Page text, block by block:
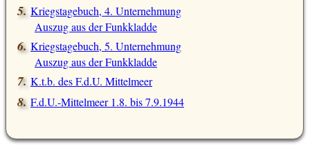
Kriegstagebuch, 4. Unternehmung
Auszug aus der Funkkladde
Kriegstagebuch, 5. Unternehmung
Auszug aus der Funkkladde
K.t.b. des F.d.U. Mittelmeer
F.d.U.-Mittelmeer 1.8. bis 7.9.1944